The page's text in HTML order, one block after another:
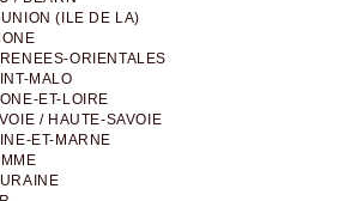
(ILE DE LA)
ORIENTALES
MALO
ET-LOIRE
/ HAUTE-SAVOIE
ET-MARNE